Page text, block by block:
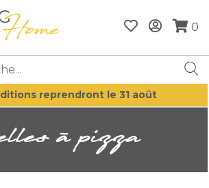
0
reprendront le 31 août
à pizza